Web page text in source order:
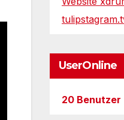
UserOnline
20 Benutzer